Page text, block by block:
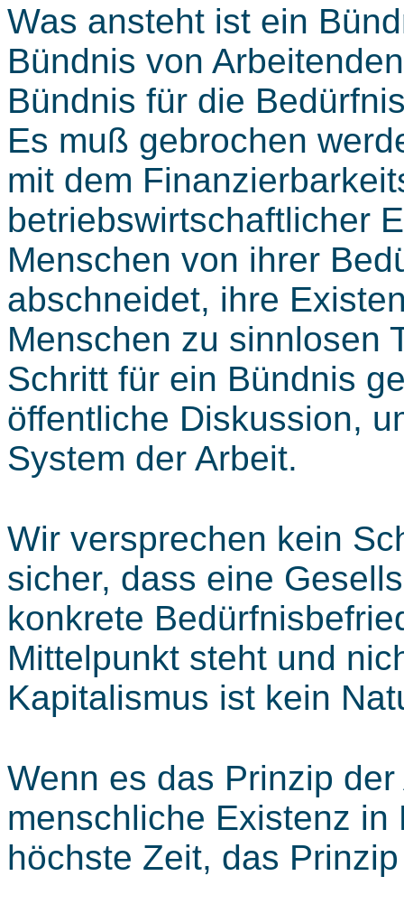
Was ansteht ist ein
Bündnis von
Bündnis für die
Es muß gebrochen
mit dem
betriebswirtschaftlicher
Menschen von ihrer
abschneidet, ihre
Menschen zu sinnlosen
Schritt für ein Bündnis
öffentliche Diskussion,
System der Arbeit.
Wir versprechen kein
sicher, dass eine
konkrete
Mittelpunkt steht und
Kapitalismus ist kein
Wenn es das Prinzip
menschliche Existenz
höchste Zeit, das